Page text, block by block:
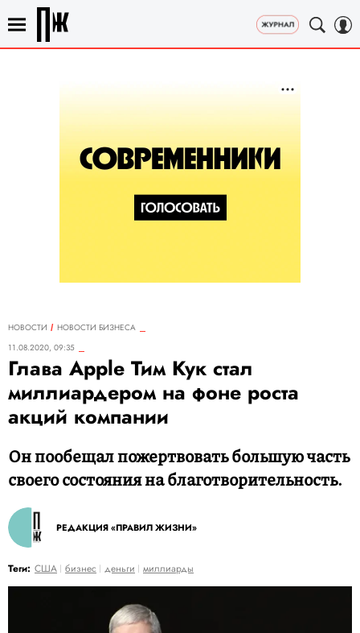
НОВОСТИ
НОВОСТИ БИЗНЕСА
11.08.2020, 09:35
Глава Apple Тим Кук стал
миллиардером на фоне роста
акций компании
Он пообещал пожертвовать большую часть
своего состояния на благотворительность.
РЕДАКЦИЯ «ПРАВИЛ ЖИЗНИ»
Теги: США бизнес деньги миллиарды